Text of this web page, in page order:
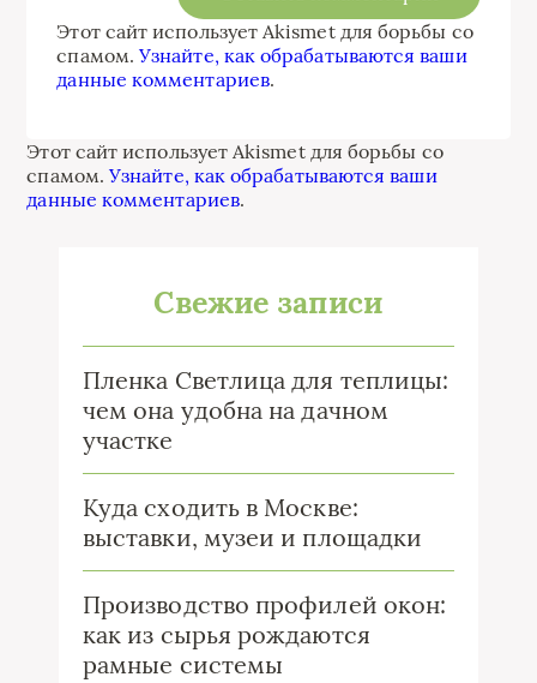
Этот сайт использует Akismet для борьбы со
спамом.Узнайте, как обрабатываются ваши
данные комментариев.
Этот сайт использует Akismet для борьбы со
спамом.Узнайте, как обрабатываются ваши
данные комментариев.
Свежие записи
Пленка Светлица для теплицы:
чем она удобна на дачном
участке
Куда сходить в Москве:
выставки, музеи и площадки
Производство профилей окон:
как из сырья рождаются
рамные системы